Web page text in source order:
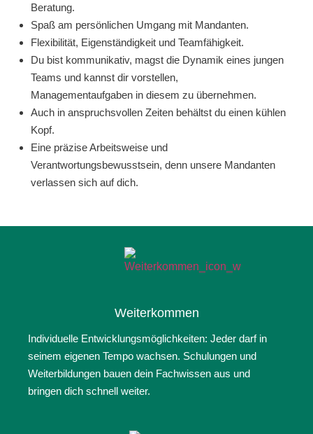
Beratung.
Spaß am persönlichen Umgang mit Mandanten.
Flexibilität, Eigenständigkeit und Teamfähigkeit.
Du bist kommunikativ, magst die Dynamik eines jungen
Teams und kannst dir vorstellen,
Managementaufgaben in diesem zu übernehmen.
Auch in anspruchsvollen Zeiten behältst du einen kühlen
Kopf.
Eine präzise Arbeitsweise und
Verantwortungsbewusstsein, denn unsere Mandanten
verlassen sich auf dich.
Weiterkommen
Individuelle Entwicklungsmöglichkeiten: Jeder darf in
seinem eigenen Tempo wachsen. Schulungen und
Weiterbildungen bauen dein Fachwissen aus und
bringen dich schnell weiter.